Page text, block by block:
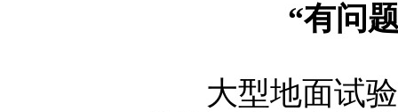
“有问
大型地面试验